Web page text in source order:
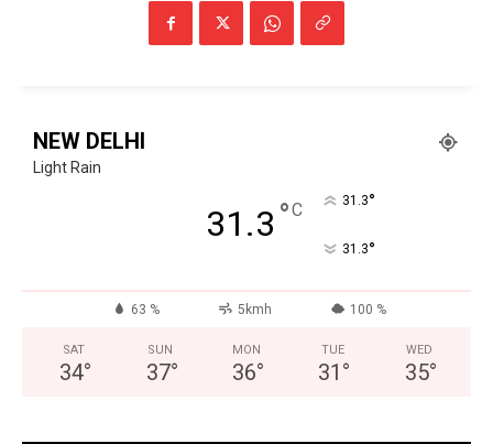
NEW DELHI
Light Rain
31.3 °C 31.3°
31.3°
63 % 5kmh 100 %
SAT
34°
SUN
37°
MON
36°
TUE
31 °
WED
35°